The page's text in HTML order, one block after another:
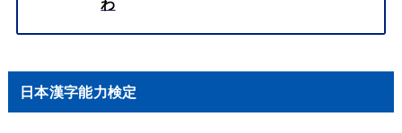
わ
日本漢字能力検定